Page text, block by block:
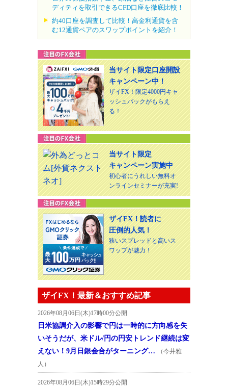
ディティを取引できるCFD口座を徹底比較！
約40口座を調査して比較！高金利通貨を含
む12通貨ペアのスワップポイントを紹介！
当サイト限定口座開設
キャンペーン中！
ザイFX！限定4000円キャ
ッシュバックがもらえ
る！
当サイト限定
キャンペーン実施中
初心者にうれしい無料オ
ンラインセミナーが充実!
ザイFX！読者に
圧倒的人気！
狭いスプレッドと高いス
ワップが魅力！
ザイFX！最新＆おすすめ記事
2026年08月06日(木)17時00分公開
日米協調介入の影響で円は一時的に方向感を失
いそうだが、米ドル/円の円安トレンド継続は変
えない！9月日銀会合がターニング…
（今井雅
人）
2026年08月06日(木)15時29分公開